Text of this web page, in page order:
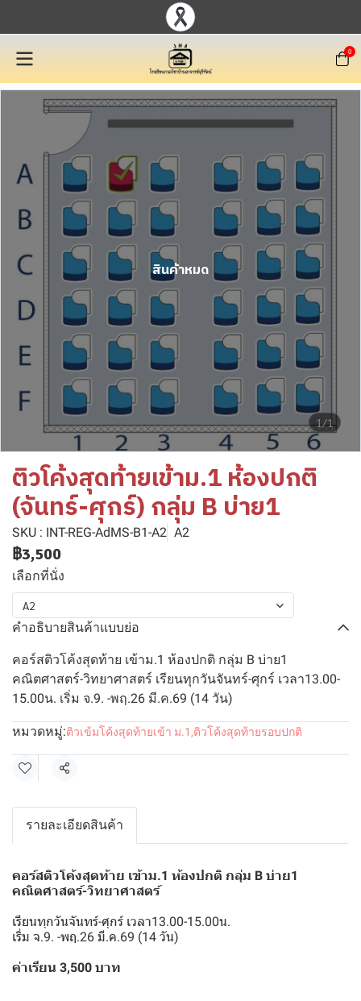
0
1/1
สินค้าหมด
ติวโค้งสุดท้ายเข้าม.1 ห้องปกติ
(จันทร์-ศุกร์) กลุ่ม B บ่าย1
SKU : INT-REG-AdMS-B1-A2 A2
฿3,500
เลือกที่นั่ง
A2
คำอธิบายสินค้าแบบย่อ
คอร์สติวโค้งสุดท้าย เข้าม.1 ห้องปกติ กลุ่ม B บ่าย1
คณิตศาสตร์-วิทยาศาสตร์ เรียนทุกวันจันทร์-ศุกร์ เวลา13.00-
15.00น. เริ่ม จ.9. -พฤ.26 มี.ค.69 (14 วัน)
หมวดหมู่:ติวเข้มโค้งสุดท้ายเข้า ม.1 ,ติวโค้งสุดท้ายรอบปกติ
แชร์
รายละเอียดสินค้า
คอร์สติวโค้งสุดท้าย เข้าม.1 ห้องปกติ กลุ่ม B บ่าย1
คณิตศาสตร์-วิทยาศาสตร์
เรียนทุกวันจันทร์-ศุกร์ เวลา13.00-15.00น.
เริ่ม จ.9. -พฤ.26 มี.ค.69 (14 วัน)
ค่าเรียน 3,500 บาท